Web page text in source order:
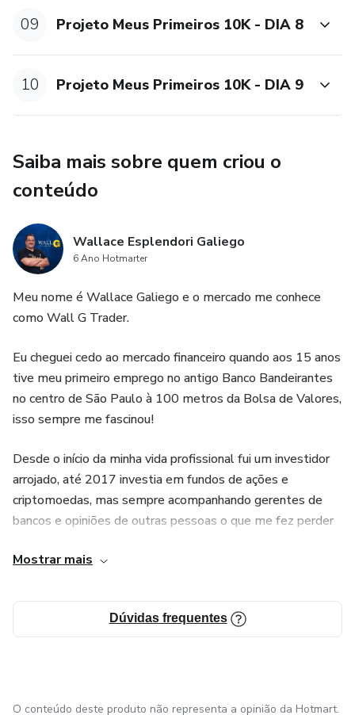
09 Projeto Meus Primeiros 10K - DIA 8
10 Projeto Meus Primeiros 10K - DIA 9
Saiba mais sobre quem criou o
conteúdo
Wallace Esplendori Galiego
6 Ano Hotmarter
Meu nome é Wallace Galiego e o mercado me conhece
como Wall G Trader.
Eu cheguei cedo ao mercado financeiro quando aos 15 anos
tive meu primeiro emprego no antigo Banco Bandeirantes
no centro de São Paulo à 100 metros da Bolsa de Valores,
isso sempre me fascinou!
Desde o início da minha vida profissional fui um investidor
arrojado, até 2017 investia em fundos de ações e
criptomoedas, mas sempre acompanhando gerentes de
bancos e opiniões de outras pessoas o que me fez perder
experiências negativas me levaram a novas buscas pelo
sucesso financeiro me incentivando a estudar, foi assim que
me tornei um trader!
Mostrar mais
Dúvidas frequentes
O conteúdo deste produto não representa a opinião da Hotmart.